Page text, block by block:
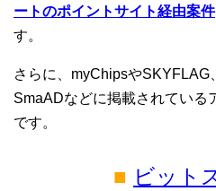
ートのポイントサイト経由案件
す。
さらに、myChipsやSKYFLAG
SmaADなどに掲載されている
です。
■ ビット